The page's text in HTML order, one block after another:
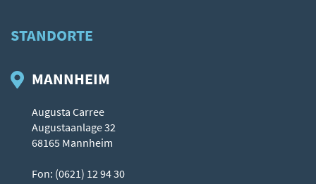
STANDORTE
MANNHEIM
Augusta Carree
Augustaanlage 32
68165 Mannheim
Fon: (0621) 12 94 30